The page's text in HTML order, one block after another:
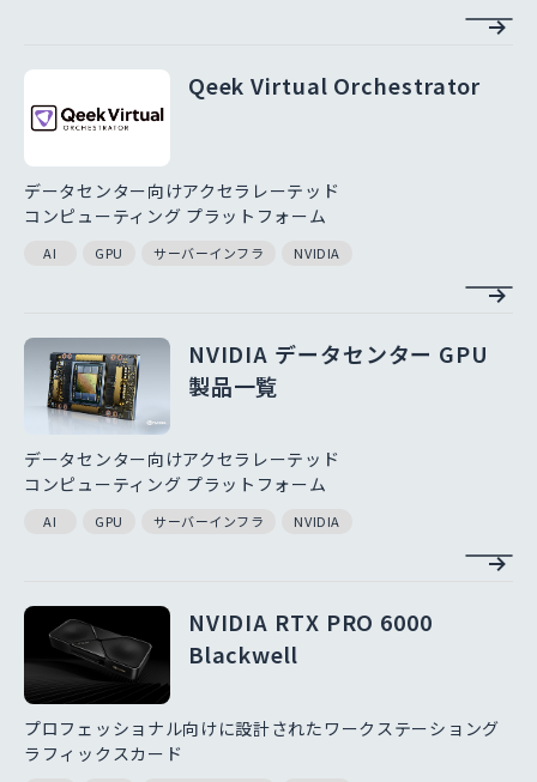
Qeek Virtual Orchestrator
データセンター向けアクセラレーテッド
コンピューティング プラットフォーム
AI GPU サーバーインフラ NVIDIA
NVIDIA データセンター GPU
製品一覧
データセンター向けアクセラレーテッド
コンピューティング プラットフォーム
AI GPU サーバーインフラ NVIDIA
NVIDIA RTX PRO 6000
Blackwell
プロフェッショナル向けに設計されたワークステーショング
ラフィックスカード